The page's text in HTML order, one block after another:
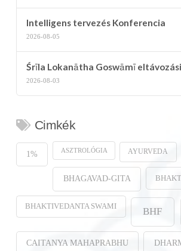
Intelligens tervezés Konferencia
2026-08-05
Śrīla Lokanātha Goswāmī
2026-08-03
Cimkék
1% ASZTROLÓGIA AYURVEDA
BHAGAVAD-GITA
BHAKTIVEDANTA SWAMI BHF
CAITANYA MAHAPRABHU